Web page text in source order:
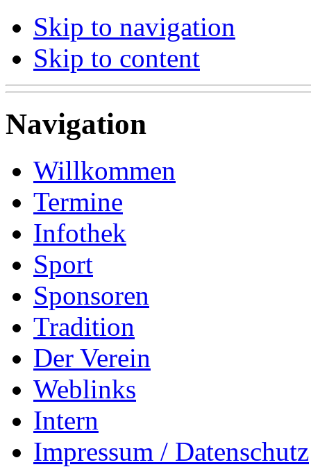
Skip to navigation
Skip to content
Navigation
Willkommen
Termine
Infothek
Sport
Sponsoren
Tradition
Der Verein
Weblinks
Intern
Impressum / Datenschutz